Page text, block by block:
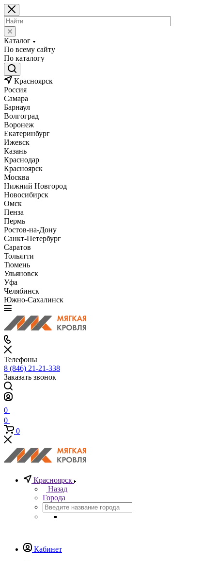
Каталог
По всему сайту
По каталогу
Красноярск
Россия
Самара
Барнаул
Волгоград
Воронеж
Екатеринбург
Ижевск
Казань
Краснодар
Красноярск
Москва
Нижний Новгород
Новосибирск
Омск
Пенза
Пермь
Ростов-на-Дону
Санкт-Петербург
Саратов
Тольятти
Тюмень
Ульяновск
Уфа
Челябинск
Южно-Сахалинск
Телефоны
8 (846) 21-21-338
Заказать звонок
0
0
0
Красноярск
Назад
Города
Кабинет